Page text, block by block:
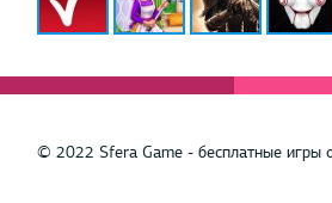
© 2022 Sfera Game - бесплатные игры